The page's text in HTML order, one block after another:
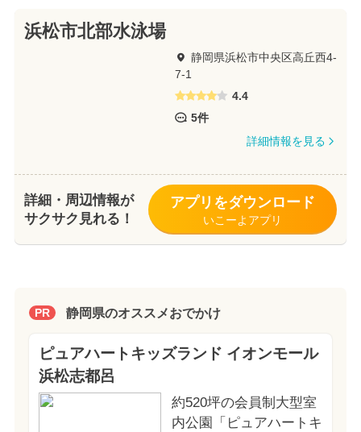
浜松市北部水泳場
静岡県浜松市中央区高丘西4-
7-1
4.4
5件
詳細情報を見る
詳細・周辺情報が
サクサク見れる！
アプリをダウンロード
いこーよアプリ
PR 静岡県のオススメおでかけ
ピュアハートキッズランド イオンモール
浜松志都呂
約520坪の会員制大型室
内公園「ピュアハートキ